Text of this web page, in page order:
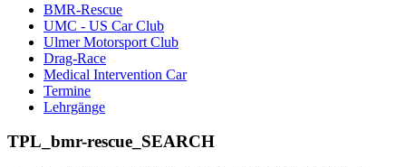
BMR-Rescue
UMC - US Car Club
Ulmer Motorsport Club
Drag-Race
Medical Intervention Car
Termine
Lehrgänge
TPL_bmr-rescue_SEARCH